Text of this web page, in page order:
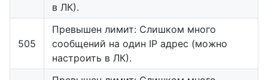
в ЛК).
505
Превышен лимит: Слишком много
сообщений на один IP адрес (можно
настроить в ЛК).